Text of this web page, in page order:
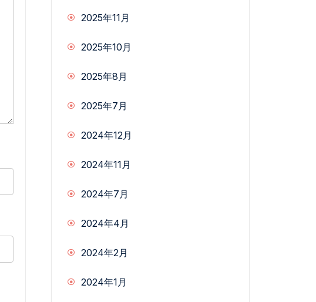
2025年11月
2025年10月
2025年8月
2025年7月
2024年12月
2024年11月
2024年7月
2024年4月
2024年2月
2024年1月